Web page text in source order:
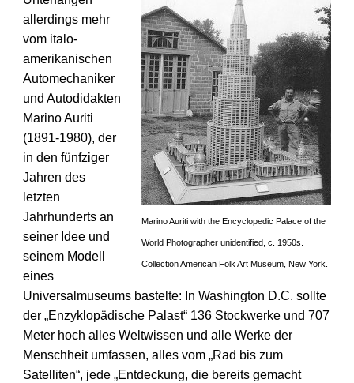
Marino Auriti with the Encyclopedic Palace of the
World Photographer unidentified, c. 1950s.
Collection American Folk Art Museum, New York.
allerdings mehr
vom italo-
amerikanischen
Automechaniker
und Autodidakten
Marino Auriti
(1891-1980), der
in den fünfziger
Jahren des
letzten
Jahrhunderts an
seiner Idee und
seinem Modell
eines
Universalmuseums bastelte: In Washington D.C. sollte
der „Enzyklopädische Palast“ 136 Stockwerke und 707
Meter hoch alles Weltwissen und alle Werke der
Menschheit umfassen, alles vom „Rad bis zum
Satelliten“, jede „Entdeckung, die bereits gemacht